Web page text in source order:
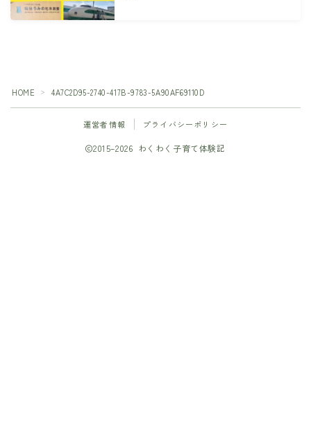
HOME ＞ 4A7C2D95-2740-417B-9783-5A90AF69110D
運営者情報 プライバシーポリシー
2015–2026 わくわく子育て体験記